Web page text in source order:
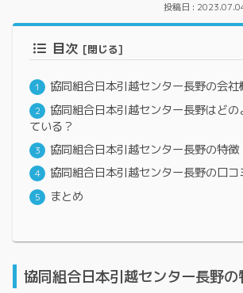
目次
協同組合日本引越センター長野の会社
協同組合日本引越センター長野はどの
ている？
協同組合日本引越センター長野の特徴
協同組合日本引越センター長野の口コ
まとめ
協同組合日本引越センター長野の